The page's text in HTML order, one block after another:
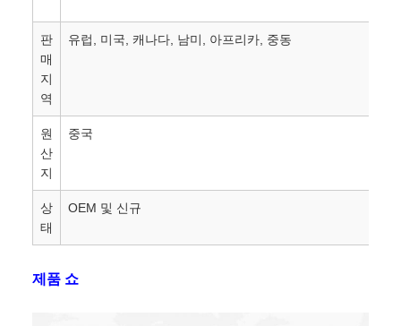
판
매
지
역
유럽, 미국, 캐나다, 남미, 아프리카, 중동
원
산
지
중국
상
태
OEM 및 신규
제품 쇼